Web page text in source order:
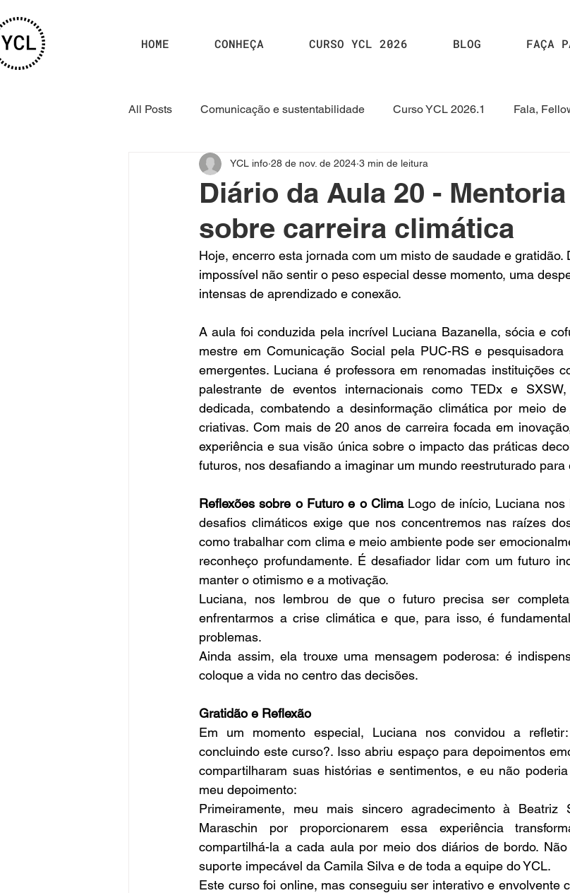
HOME CONHEÇA CURSO YCL 2026 BLOG FAÇA
All Posts Comunicação e sustentabilidade Curso YCL 2026.1 Fala,
Curso YCL 2025.1 Curso 2024.2 Curso YCL 2024
Diário da Aula 20 -
sobre carreira climática
YCL info 28 de nov. de 2024 3 min de leitura
Hoje, encerro esta jornada com um misto de saudade e gratidão.
impossível não sentir o peso especial desse momento, uma
intensas de aprendizado e conexão.
A aula foi conduzida pela incrível Luciana Bazanella, sócia e
mestre em Comunicação Social pela PUC-RS e
emergentes. Luciana é professora em renomadas instituições
palestrante de eventos internacionais como TEDx e
dedicada, combatendo a desinformação climática por meio
criativas. Com mais de 20 anos de carreira focada em
experiência e sua visão única sobre o impacto das práticas
futuros, nos desafiando a imaginar um mundo reestruturado
Reflexões sobre o Futuro e o Clima Logo de início, Luciana
desafios climáticos exige que nos concentremos nas raízes
como trabalhar com clima e meio ambiente pode ser
reconheço profundamente. É desafiador lidar com um futuro
manter o otimismo e a motivação.
Luciana, nos lembrou de que o futuro precisa ser
enfrentarmos a crise climática e que, para isso, é
problemas.
Ainda assim, ela trouxe uma mensagem poderosa: é
coloque a vida no centro das decisões.
Gratidão e Reflexão
Em um momento especial, Luciana nos convidou a
concluindo este curso?. Isso abriu espaço para depoimentos
compartilharam suas histórias e sentimentos, e eu não
meu depoimento:
Primeiramente, meu mais sincero agradecimento à Beatriz
Maraschin por proporcionarem essa experiência
compartilhá-la a cada aula por meio dos diários de bordo.
suporte impecável da Camila Silva e de toda a equipe do YCL.
Este curso foi online, mas conseguiu ser interativo e envolvente